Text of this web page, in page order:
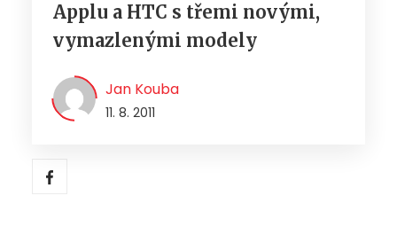
Applu a HTC s třemi novými,
vymazlenými modely
Jan Kouba
11. 8. 2011